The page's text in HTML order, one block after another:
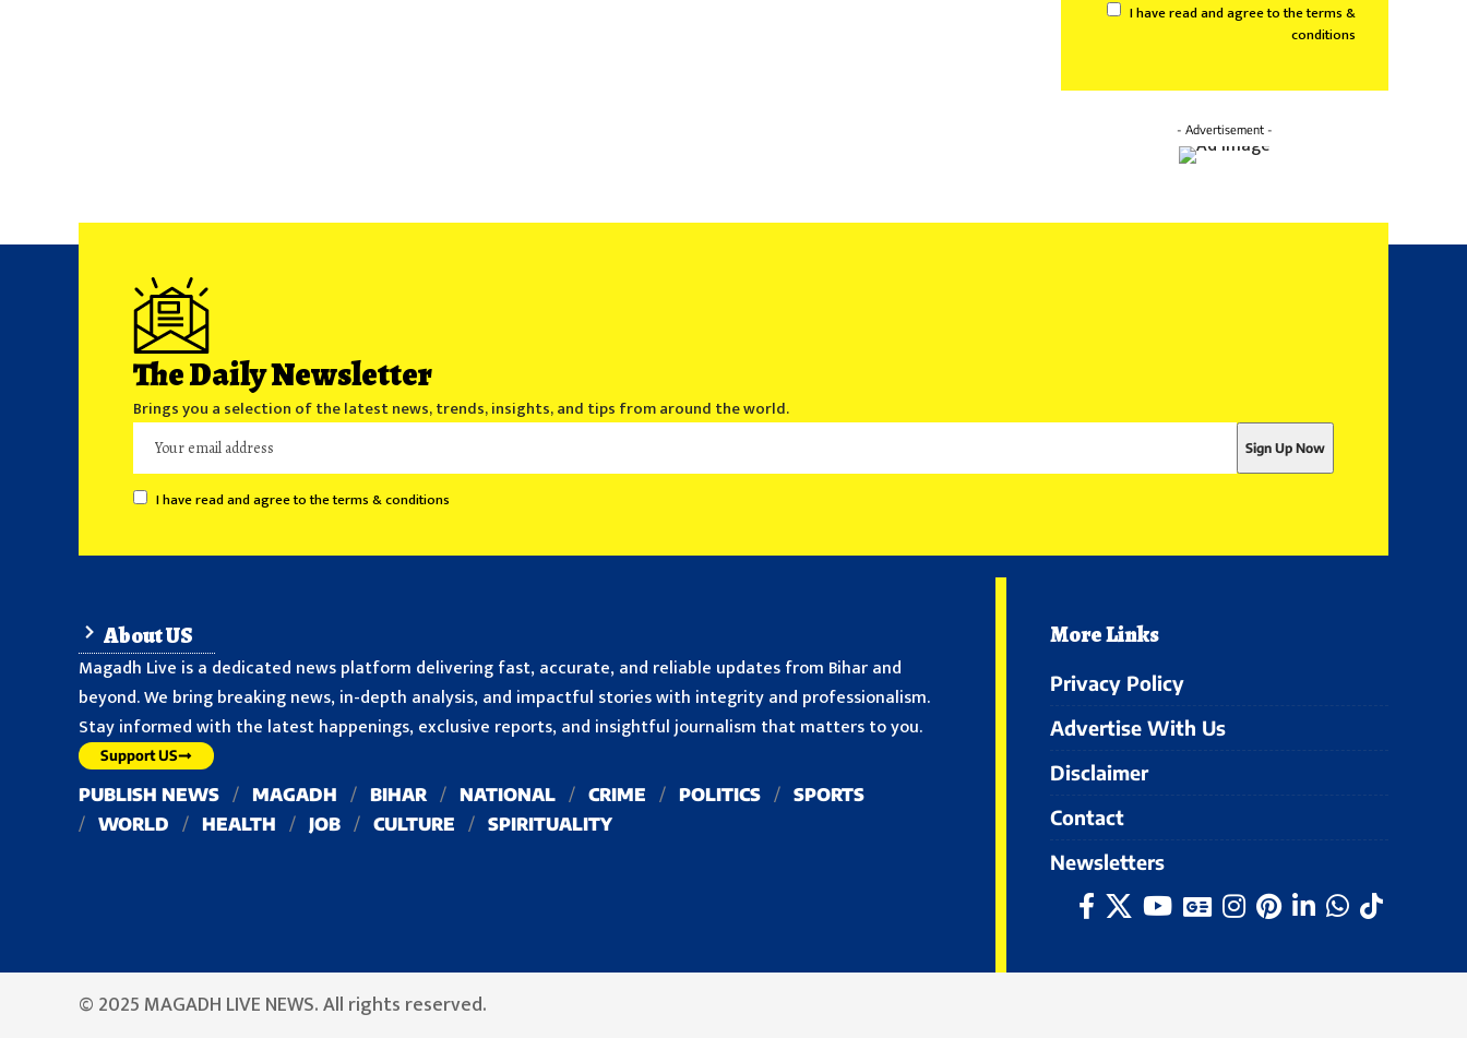
I have read and agree to the terms &
conditions
- Advertisement -
The Daily Newsletter
Brings you a selection of the latest news, trends, insights, and tips from around the world.
I have read and agree to the terms & conditions
About US
Magadh Live is a dedicated news platform delivering fast, accurate, and reliable updates from Bihar and
beyond. We bring breaking news, in-depth analysis, and impactful stories with integrity and professionalism.
Stay informed with the latest happenings, exclusive reports, and insightful journalism that matters to you.
Support US
PUBLISH NEWS MAGADH BIHAR NATIONAL CRIME POLITICS
SPORTS
WORLD
HEALTH JOB CULTURE SPIRITUALITY
More Links
Privacy Policy
Advertise With Us
Disclaimer
Contact
Newsletters
© 2025 MAGADH LIVE NEWS. All rights reserved.